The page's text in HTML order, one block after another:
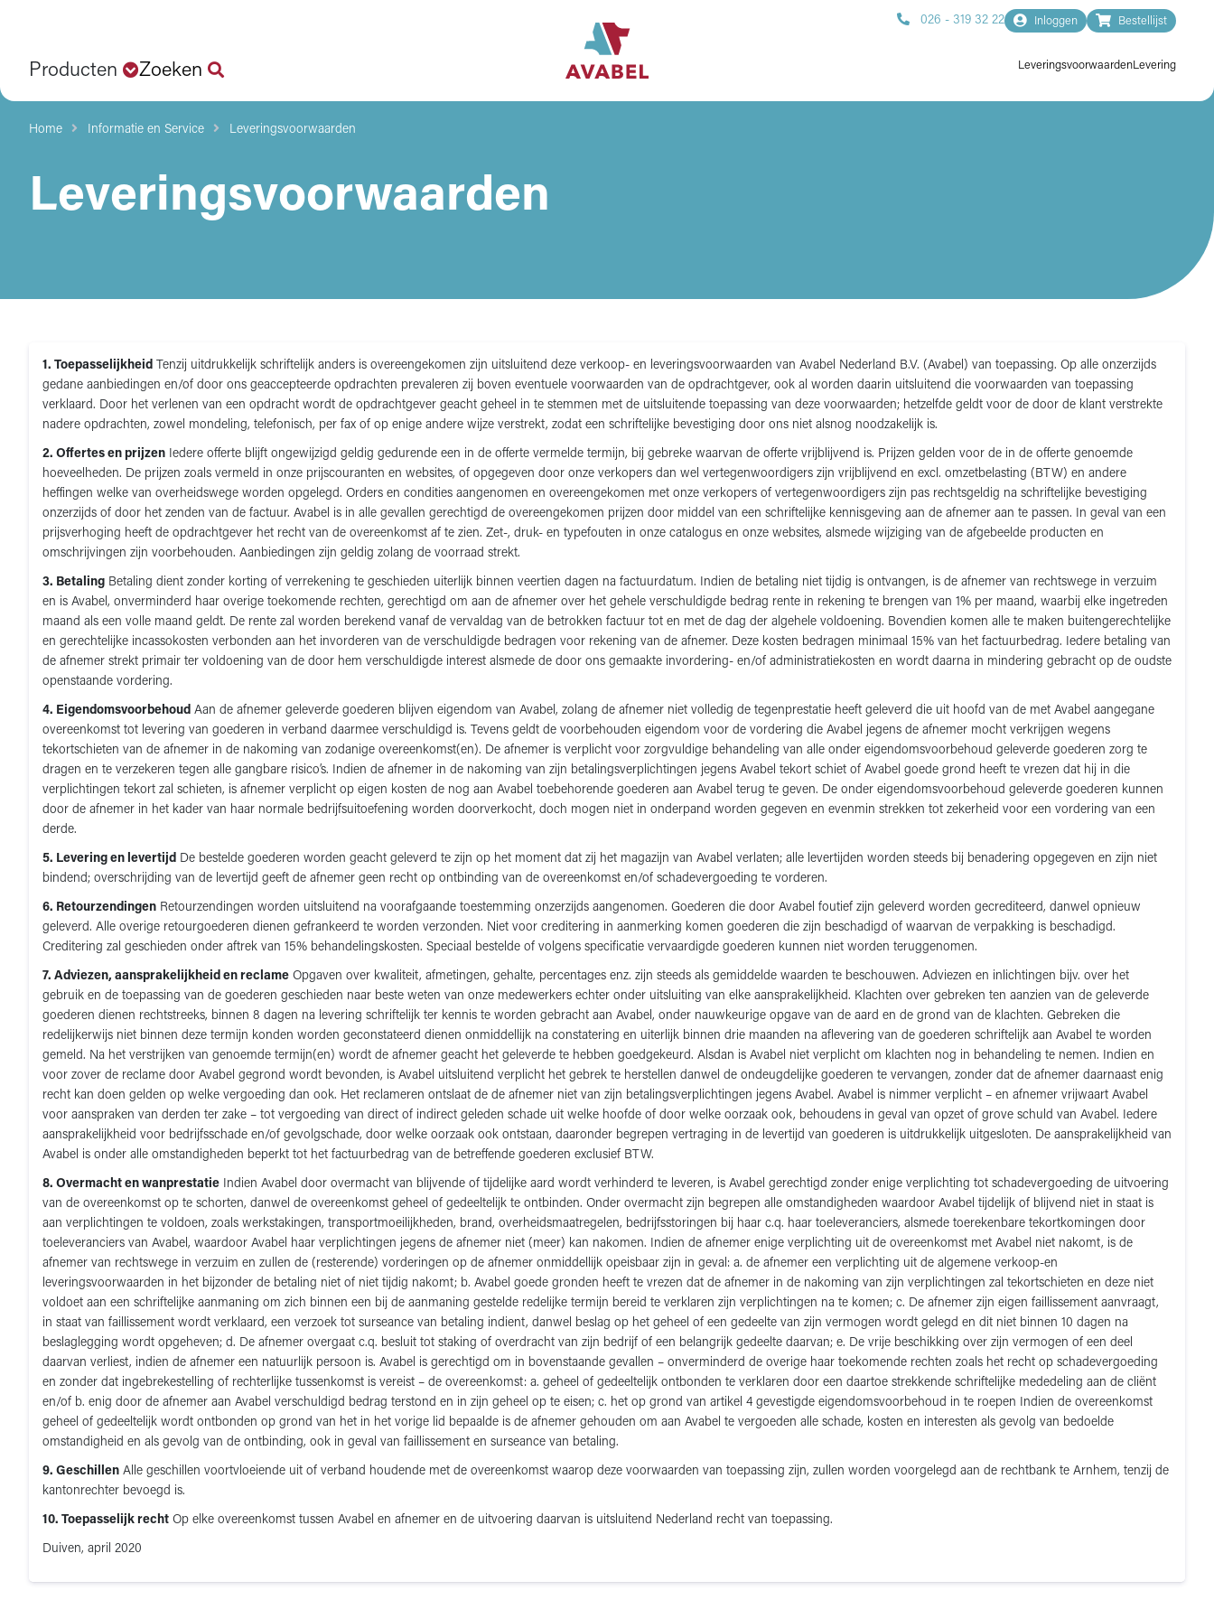
Producten Zoeken
026 - 319 32 22 Inloggen Bestellijst
LeveringsvoorwaardenLevering
Home Informatie en Service Leveringsvoorwaarden
Leveringsvoorwaarden
1. Toepasselijkheid Tenzij uitdrukkelijk schriftelijk anders is overeengekomen zijn uitsluitend deze verkoop- en leveringsvoorwaarden van Avabel Nederland B.V. (Avabel) van toepassing. Op alle onzerzijds
gedane aanbiedingen en/of door ons geaccepteerde opdrachten prevaleren zij boven eventuele voorwaarden van de opdrachtgever, ook al worden daarin uitsluitend die voorwaarden van toepassing
verklaard. Door het verlenen van een opdracht wordt de opdrachtgever geacht geheel in te stemmen met de uitsluitende toepassing van deze voorwaarden; hetzelfde geldt voor de door de klant verstrekte
nadere opdrachten, zowel mondeling, telefonisch, per fax of op enige andere wijze verstrekt, zodat een schriftelijke bevestiging door ons niet alsnog noodzakelijk is.
2. Offertes en prijzen Iedere offerte blijft ongewijzigd geldig gedurende een in de offerte vermelde termijn, bij gebreke waarvan de offerte vrijblijvend is. Prijzen gelden voor de in de offerte genoemde
hoeveelheden. De prijzen zoals vermeld in onze prijscouranten en websites, of opgegeven door onze verkopers dan wel vertegenwoordigers zijn vrijblijvend en excl. omzetbelasting (BTW) en andere
heffingen welke van overheidswege worden opgelegd. Orders en condities aangenomen en overeengekomen met onze verkopers of vertegenwoordigers zijn pas rechtsgeldig na schriftelijke bevestiging
onzerzijds of door het zenden van de factuur. Avabel is in alle gevallen gerechtigd de overeengekomen prijzen door middel van een schriftelijke kennisgeving aan de afnemer aan te passen. In geval van een
prijsverhoging heeft de opdrachtgever het recht van de overeenkomst af te zien. Zet-, druk- en typefouten in onze catalogus en onze websites, alsmede wijziging van de afgebeelde producten en
omschrijvingen zijn voorbehouden. Aanbiedingen zijn geldig zolang de voorraad strekt.
3. Betaling Betaling dient zonder korting of verrekening te geschieden uiterlijk binnen veertien dagen na factuurdatum. Indien de betaling niet tijdig is ontvangen, is de afnemer van rechtswege in verzuim
en is Avabel, onverminderd haar overige toekomende rechten, gerechtigd om aan de afnemer over het gehele verschuldigde bedrag rente in rekening te brengen van 1% per maand, waarbij elke ingetreden
maand als een volle maand geldt. De rente zal worden berekend vanaf de vervaldag van de betrokken factuur tot en met de dag der algehele voldoening. Bovendien komen alle te maken buitengerechtelijke
en gerechtelijke incassokosten verbonden aan het invorderen van de verschuldigde bedragen voor rekening van de afnemer. Deze kosten bedragen minimaal 15% van het factuurbedrag. Iedere betaling van
de afnemer strekt primair ter voldoening van de door hem verschuldigde interest alsmede de door ons gemaakte invordering- en/of administratiekosten en wordt daarna in mindering gebracht op de oudste
openstaande vordering.
4. Eigendomsvoorbehoud Aan de afnemer geleverde goederen blijven eigendom van Avabel, zolang de afnemer niet volledig de tegenprestatie heeft geleverd die uit hoofd van de met Avabel aangegane
overeenkomst tot levering van goederen in verband daarmee verschuldigd is. Tevens geldt de voorbehouden eigendom voor de vordering die Avabel jegens de afnemer mocht verkrijgen wegens
tekortschieten van de afnemer in de nakoming van zodanige overeenkomst(en). De afnemer is verplicht voor zorgvuldige behandeling van alle onder eigendomsvoorbehoud geleverde goederen zorg te
dragen en te verzekeren tegen alle gangbare risico’s. Indien de afnemer in de nakoming van zijn betalingsverplichtingen jegens Avabel tekort schiet of Avabel goede grond heeft te vrezen dat hij in die
verplichtingen tekort zal schieten, is afnemer verplicht op eigen kosten de nog aan Avabel toebehorende goederen aan Avabel terug te geven. De onder eigendomsvoorbehoud geleverde goederen kunnen
door de afnemer in het kader van haar normale bedrijfsuitoefening worden doorverkocht, doch mogen niet in onderpand worden gegeven en evenmin strekken tot zekerheid voor een vordering van een
derde.
5. Levering en levertijd De bestelde goederen worden geacht geleverd te zijn op het moment dat zij het magazijn van Avabel verlaten; alle levertijden worden steeds bij benadering opgegeven en zijn niet
bindend; overschrijding van de levertijd geeft de afnemer geen recht op ontbinding van de overeenkomst en/of schadevergoeding te vorderen.
6. Retourzendingen Retourzendingen worden uitsluitend na voorafgaande toestemming onzerzijds aangenomen. Goederen die door Avabel foutief zijn geleverd worden gecrediteerd, danwel opnieuw
geleverd. Alle overige retourgoederen dienen gefrankeerd te worden verzonden. Niet voor creditering in aanmerking komen goederen die zijn beschadigd of waarvan de verpakking is beschadigd.
Creditering zal geschieden onder aftrek van 15% behandelingskosten. Speciaal bestelde of volgens specificatie vervaardigde goederen kunnen niet worden teruggenomen.
7. Adviezen, aansprakelijkheid en reclame Opgaven over kwaliteit, afmetingen, gehalte, percentages enz. zijn steeds als gemiddelde waarden te beschouwen. Adviezen en inlichtingen bijv. over het
gebruik en de toepassing van de goederen geschieden naar beste weten van onze medewerkers echter onder uitsluiting van elke aansprakelijkheid. Klachten over gebreken ten aanzien van de geleverde
goederen dienen rechtstreeks, binnen 8 dagen na levering schriftelijk ter kennis te worden gebracht aan Avabel, onder nauwkeurige opgave van de aard en de grond van de klachten. Gebreken die
redelijkerwijs niet binnen deze termijn konden worden geconstateerd dienen onmiddellijk na constatering en uiterlijk binnen drie maanden na aflevering van de goederen schriftelijk aan Avabel te worden
gemeld. Na het verstrijken van genoemde termijn(en) wordt de afnemer geacht het geleverde te hebben goedgekeurd. Alsdan is Avabel niet verplicht om klachten nog in behandeling te nemen. Indien en
voor zover de reclame door Avabel gegrond wordt bevonden, is Avabel uitsluitend verplicht het gebrek te herstellen danwel de ondeugdelijke goederen te vervangen, zonder dat de afnemer daarnaast enig
recht kan doen gelden op welke vergoeding dan ook. Het reclameren ontslaat de de afnemer niet van zijn betalingsverplichtingen jegens Avabel. Avabel is nimmer verplicht – en afnemer vrijwaart Avabel
voor aanspraken van derden ter zake – tot vergoeding van direct of indirect geleden schade uit welke hoofde of door welke oorzaak ook, behoudens in geval van opzet of grove schuld van Avabel. Iedere
aansprakelijkheid voor bedrijfsschade en/of gevolgschade, door welke oorzaak ook ontstaan, daaronder begrepen vertraging in de levertijd van goederen is uitdrukkelijk uitgesloten. De aansprakelijkheid van
Avabel is onder alle omstandigheden beperkt tot het factuurbedrag van de betreffende goederen exclusief BTW.
8. Overmacht en wanprestatie Indien Avabel door overmacht van blijvende of tijdelijke aard wordt verhinderd te leveren, is Avabel gerechtigd zonder enige verplichting tot schadevergoeding de uitvoering
van de overeenkomst op te schorten, danwel de overeenkomst geheel of gedeeltelijk te ontbinden. Onder overmacht zijn begrepen alle omstandigheden waardoor Avabel tijdelijk of blijvend niet in staat is
aan verplichtingen te voldoen, zoals werkstakingen, transportmoeilijkheden, brand, overheidsmaatregelen, bedrijfsstoringen bij haar c.q. haar toeleveranciers, alsmede toerekenbare tekortkomingen door
toeleveranciers van Avabel, waardoor Avabel haar verplichtingen jegens de afnemer niet (meer) kan nakomen. Indien de afnemer enige verplichting uit de overeenkomst met Avabel niet nakomt, is de
afnemer van rechtswege in verzuim en zullen de (resterende) vorderingen op de afnemer onmiddellijk opeisbaar zijn in geval: a. de afnemer een verplichting uit de algemene verkoop-en
leveringsvoorwaarden in het bijzonder de betaling niet of niet tijdig nakomt; b. Avabel goede gronden heeft te vrezen dat de afnemer in de nakoming van zijn verplichtingen zal tekortschieten en deze niet
voldoet aan een schriftelijke aanmaning om zich binnen een bij de aanmaning gestelde redelijke termijn bereid te verklaren zijn verplichtingen na te komen; c. De afnemer zijn eigen faillissement aanvraagt,
in staat van faillissement wordt verklaard, een verzoek tot surseance van betaling indient, danwel beslag op het geheel of een gedeelte van zijn vermogen wordt gelegd en dit niet binnen 10 dagen na
beslaglegging wordt opgeheven; d. De afnemer overgaat c.q. besluit tot staking of overdracht van zijn bedrijf of een belangrijk gedeelte daarvan; e. De vrije beschikking over zijn vermogen of een deel
daarvan verliest, indien de afnemer een natuurlijk persoon is. Avabel is gerechtigd om in bovenstaande gevallen – onverminderd de overige haar toekomende rechten zoals het recht op schadevergoeding
en zonder dat ingebrekestelling of rechterlijke tussenkomst is vereist – de overeenkomst: a. geheel of gedeeltelijk ontbonden te verklaren door een daartoe strekkende schriftelijke mededeling aan de cliënt
en/of b. enig door de afnemer aan Avabel verschuldigd bedrag terstond en in zijn geheel op te eisen; c. het op grond van artikel 4 gevestigde eigendomsvoorbehoud in te roepen Indien de overeenkomst
geheel of gedeeltelijk wordt ontbonden op grond van het in het vorige lid bepaalde is de afnemer gehouden om aan Avabel te vergoeden alle schade, kosten en interesten als gevolg van bedoelde
omstandigheid en als gevolg van de ontbinding, ook in geval van faillissement en surseance van betaling.
9. Geschillen Alle geschillen voortvloeiende uit of verband houdende met de overeenkomst waarop deze voorwaarden van toepassing zijn, zullen worden voorgelegd aan de rechtbank te Arnhem, tenzij de
kantonrechter bevoegd is.
10. Toepasselijk recht Op elke overeenkomst tussen Avabel en afnemer en de uitvoering daarvan is uitsluitend Nederland recht van toepassing.
Duiven, april 2020